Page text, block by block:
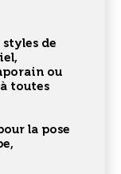
de
ou
toutes
la pose
,